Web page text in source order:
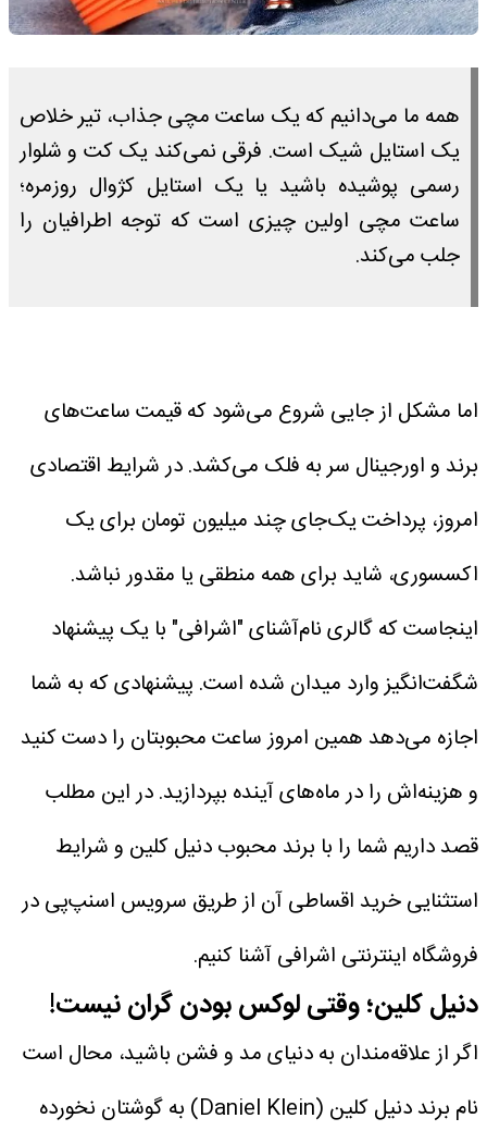
همه ما می‌دانیم که یک ساعت مچی جذاب، تیر خلاص
یک استایل شیک است. فرقی نمی‌کند یک کت و شلوار
رسمی پوشیده باشید یا یک استایل کژوال روزمره؛
ساعت مچی اولین چیزی است که توجه اطرافیان را
جلب می‌کند.
اما مشکل از جایی شروع می‌شود که قیمت ساعت‌های
برند و اورجینال سر به فلک می‌کشد. در شرایط اقتصادی
امروز، پرداخت یک‌جای چند میلیون تومان برای یک
اکسسوری، شاید برای همه منطقی یا مقدور نباشد.
اینجاست که گالری نام‌آشنای "اشرافی" با یک پیشنهاد
شگفت‌انگیز وارد میدان شده است. پیشنهادی که به شما
اجازه می‌دهد همین امروز ساعت محبوبتان را دست کنید
و هزینه‌اش را در ماه‌های آینده بپردازید.در این مطلب
قصد داریم شما را با برند محبوب دنیل کلین و شرایط
استثنایی خرید اقساطی آن از طریق سرویس اسنپ‌پی در
فروشگاه اینترنتی اشرافی آشنا کنیم.
دنیل کلین؛ وقتی لوکس بودن گران نیست!
اگر از علاقه‌مندان به دنیای مد و فشن باشید، محال است
نام برند دنیل کلین (Daniel Klein) به گوشتان نخورده